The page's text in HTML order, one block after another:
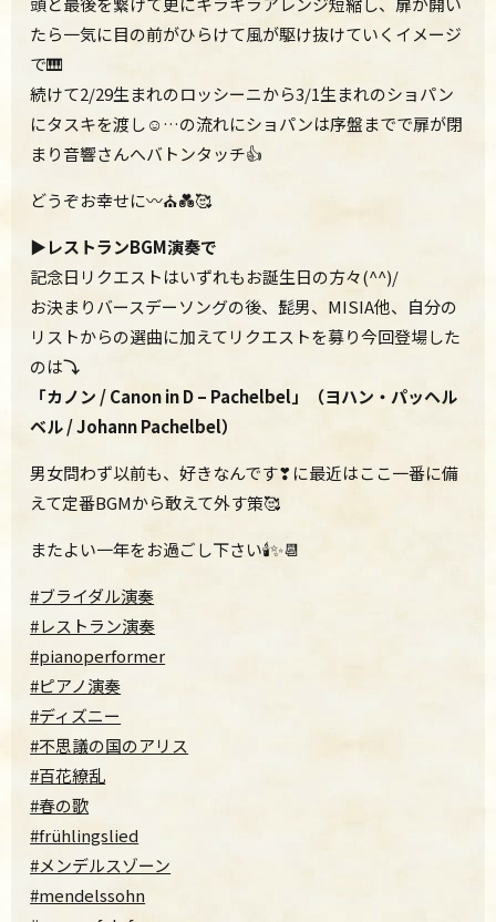
たら一気に目の前がひらけて風が駆け抜けていくイメージ
で🎹
続けて2/29生まれのロッシーニから3/1生まれのショパン
にタスキを渡し☺…の流れにショパンは序盤までで扉が閉
まり音響さんへバトンタッチ👍
どうぞお幸せに〰⛪💑🥰
▶レストランBGM演奏で
記念日リクエストはいずれもお誕生日の方々(^^)/
お決まりバースデーソングの後、髭男、MISIA他、自分の
リストからの選曲に加えてリクエストを募り今回登場した
のは⤵
「カノン / Canon in D – Pachelbel」
（ヨハン・パッヘル
ベル / Johann Pachelbel）
男女問わず以前も、好きなんです❣に最近はここ一番に備
えて定番BGMから敢えて外す策🥰
またよい一年をお過ごし下さい🕯✨📆
#ブライダル演奏
#レストラン演奏
#pianoperformer
#ピアノ演奏
#ディズニー
#不思議の国のアリス
#百花繚乱
#春の歌
#frühlingslied
#メンデルスゾーン
#mendelssohn